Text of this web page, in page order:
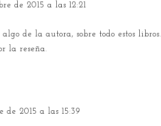
de 2015 a las 12:21
de la autora, sobre todo estos libros.
la reseña.
de 2015 a las 15:39